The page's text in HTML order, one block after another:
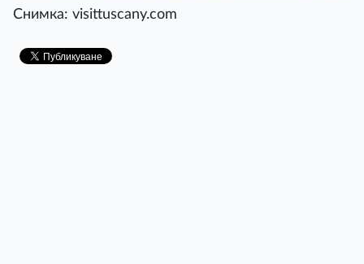
Снимка: visittuscany.com